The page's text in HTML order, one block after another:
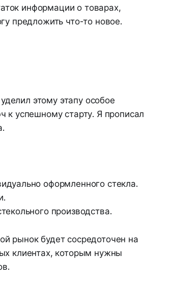
информации о товарах,
предложить что-то новое.
этому этапу особое
к успешному старту. Я прописал
оформленного стекла.
производства.
рынок будет сосредоточен на
клиентах, которым нужны